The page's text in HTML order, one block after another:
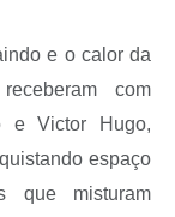
e o calor da
com
e Victor Hugo,
espaço
que misturam